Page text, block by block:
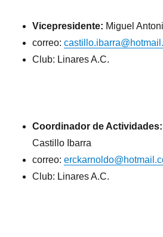
Vicepresidente: Miguel
correo:
Club: Linares A.C.
Coordinador de Actividades:
Castillo Ibarra
correo:
Club: Linares A.C.